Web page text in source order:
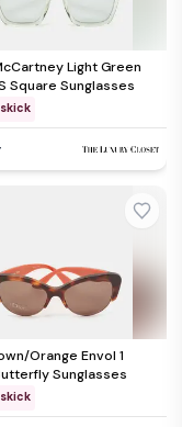
Light Green
Square Sunglasses
skick
Orange Envol 1
Sunglasses
skick